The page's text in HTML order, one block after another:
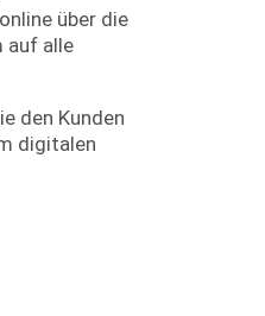
über die
auf alle
den Kunden
digitalen